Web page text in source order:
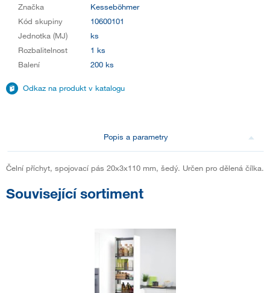
Značka
Kesseböhmer
Kód skupiny
10600101
Jednotka (MJ)
ks
Rozbalitelnost
1 ks
Balení
200 ks
Odkaz na produkt v katalogu
Popis a parametry
Čelní příchyt, spojovací pás 20x3x110 mm, šedý. Určen pro dělená čílka.
Související sortiment